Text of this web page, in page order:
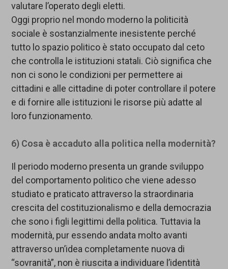
valutare l’operato degli eletti.
Oggi proprio nel mondo moderno la politicità
sociale è sostanzialmente inesistente perché
tutto lo spazio politico è stato occupato dal ceto
che controlla le istituzioni statali. Ciò significa che
non ci sono le condizioni per permettere ai
cittadini e alle cittadine di poter controllare il potere
e di fornire alle istituzioni le risorse più adatte al
loro funzionamento.
6) Cosa è accaduto alla politica nella modernità?
Il periodo moderno presenta un grande sviluppo
del comportamento politico che viene adesso
studiato e praticato attraverso la straordinaria
crescita del costituzionalismo e della democrazia
che sono i figli legittimi della politica. Tuttavia la
modernità, pur essendo andata molto avanti
attraverso un’idea completamente nuova di
“sovranità”, non è riuscita a individuare l’identità